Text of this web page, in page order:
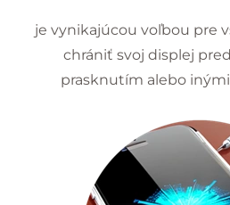
je vynikajúcou voľbou pre
chrániť svoj displej
prasknutím alebo